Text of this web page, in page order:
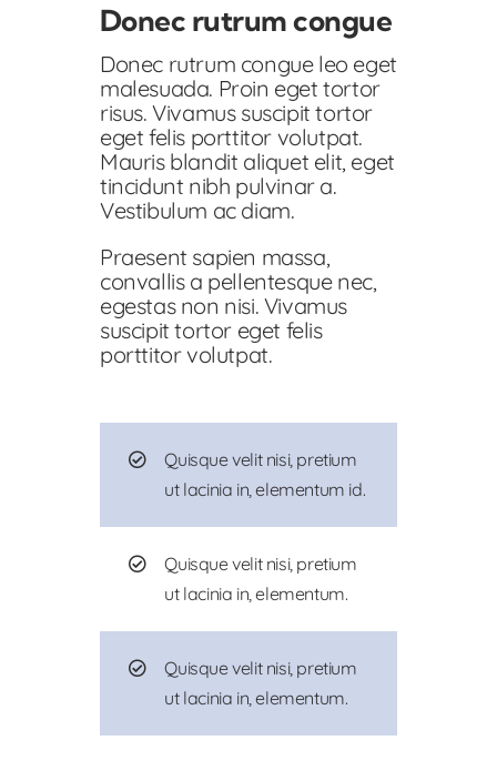
Donec rutrum congue
Donec rutrum congue leo eget
malesuada. Proin eget tortor
risus. Vivamus suscipit tortor
eget felis porttitor volutpat.
Mauris blandit aliquet elit, eget
tincidunt nibh pulvinar a.
Vestibulum ac diam.
Praesent sapien massa,
convallis a pellentesque nec,
egestas non nisi. Vivamus
suscipit tortor eget felis
porttitor volutpat.
Quisque velit nisi, pretium
ut lacinia in, elementum id.
Quisque velit nisi, pretium
ut lacinia in, elementum.
Quisque velit nisi, pretium
ut lacinia in, elementum.